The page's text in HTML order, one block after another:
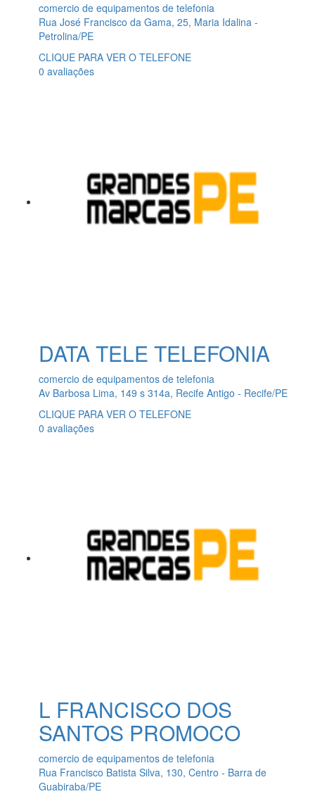
comercio de equipamentos de telefonia
Rua José Francisco da Gama, 25, Maria Idalina -
Petrolina/PE
CLIQUE PARA VER O TELEFONE
0 avaliações
DATA TELE TELEFONIA
comercio de equipamentos de telefonia
Av Barbosa Lima, 149 s 314a, Recife Antigo - Recife/PE
CLIQUE PARA VER O TELEFONE
0 avaliações
L FRANCISCO DOS
SANTOS PROMOCO
comercio de equipamentos de telefonia
Rua Francisco Batista Silva, 130, Centro - Barra de
Guabiraba/PE